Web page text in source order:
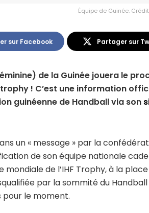
Équipe de Guinée.
sur Facebook Partager sur
de la Guinée jouera le
trophy ! C’est une information
guinéenne de Handball via son
un « message » par la
de son équipe nationale
de l’IHF Trophy, à la
par la sommité du
pour le moment.